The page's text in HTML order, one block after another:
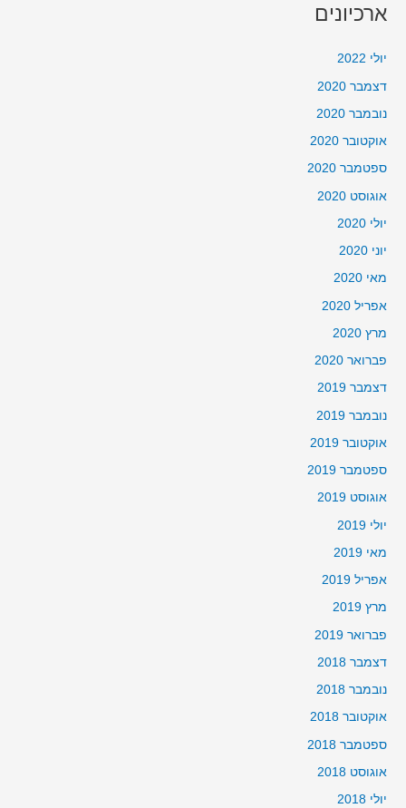
ארכיונים
יולי 2022
דצמבר 2020
נובמבר 2020
אוקטובר 2020
ספטמבר 2020
אוגוסט 2020
יולי 2020
יוני 2020
מאי 2020
אפריל 2020
מרץ 2020
פברואר 2020
דצמבר 2019
נובמבר 2019
אוקטובר 2019
ספטמבר 2019
אוגוסט 2019
יולי 2019
מאי 2019
אפריל 2019
מרץ 2019
פברואר 2019
דצמבר 2018
נובמבר 2018
אוקטובר 2018
ספטמבר 2018
אוגוסט 2018
יולי 2018